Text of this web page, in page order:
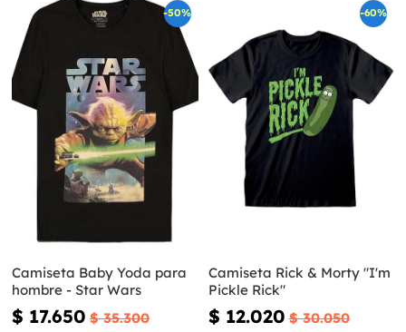
-50%
Camiseta Baby Yoda para
hombre - Star Wars
$ 17.650 $ 35.300
-60%
Camiseta Rick & Morty "I'm
Pickle Rick"
$ 12.020 $ 30.050